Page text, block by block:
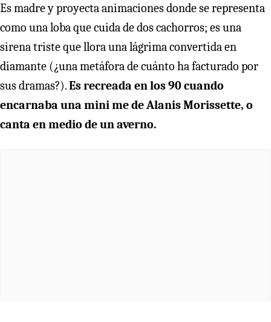
Es madre y proyecta animaciones donde se representa
como una loba que cuida de dos cachorros; es una
sirena triste que llora una lágrima convertida en
diamante (¿una metáfora de cuánto ha facturado por
sus dramas?).Es recreada en los 90 cuando
encarnaba una mini me de Alanis Morissette, o
canta en medio de un averno.